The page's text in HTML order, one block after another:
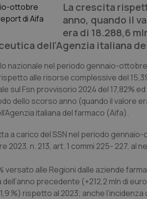
La crescita
anno, quando il
era di 18.288,6
dell'Agenzia italiana
nazionale nel periodo gennaio-
alle risorse complessive del
sul Fsn provvisorio 2024 del 17,82%
dello scorso anno (quando il valore
italiana del farmaco (Aifa).
a carico del SSN nel periodo
2023, n. 213, art. 1 commi 225- 227,
alle Regioni dalle aziende
precedente (+212,2 mln di
%) rispetto al 2023; anche